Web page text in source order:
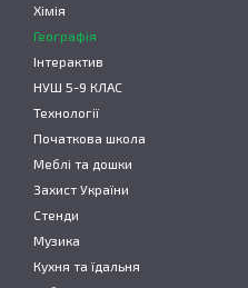
Хімія
Географія
Інтерактив
НУШ 5-9 КЛАС
Технології
Початкова школа
Меблі та дошки
Захист України
Стенди
Музика
Кухня та їдальня